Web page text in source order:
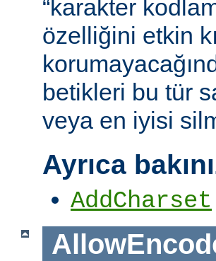
“karakter
özelliğini etkin
betikleri bu tür
veya en iyisi
Ayrıca
AddCharset